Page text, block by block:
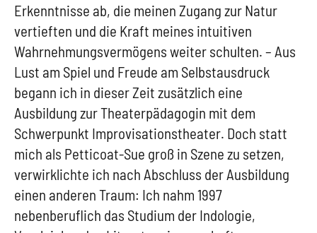
Erkenntnisse ab, die meinen Zugang zur Natur
vertieften und die Kraft meines intuitiven
Wahrnehmungsvermögens weiter schulten. – Aus
Lust am Spiel und Freude am Selbstausdruck
begann ich in dieser Zeit zusätzlich eine
Ausbildung zur Theaterpädagogin mit dem
Schwerpunkt Improvisationstheater. Doch statt
mich als Petticoat-Sue groß in Szene zu setzen,
verwirklichte ich nach Abschluss der Ausbildung
einen anderen Traum: Ich nahm 1997
nebenberuflich das Studium der Indologie,